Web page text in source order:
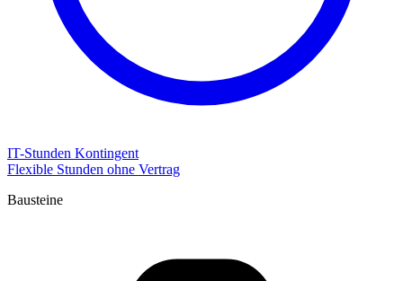
IT-Stunden Kontingent
Flexible Stunden ohne Vertrag
Bausteine